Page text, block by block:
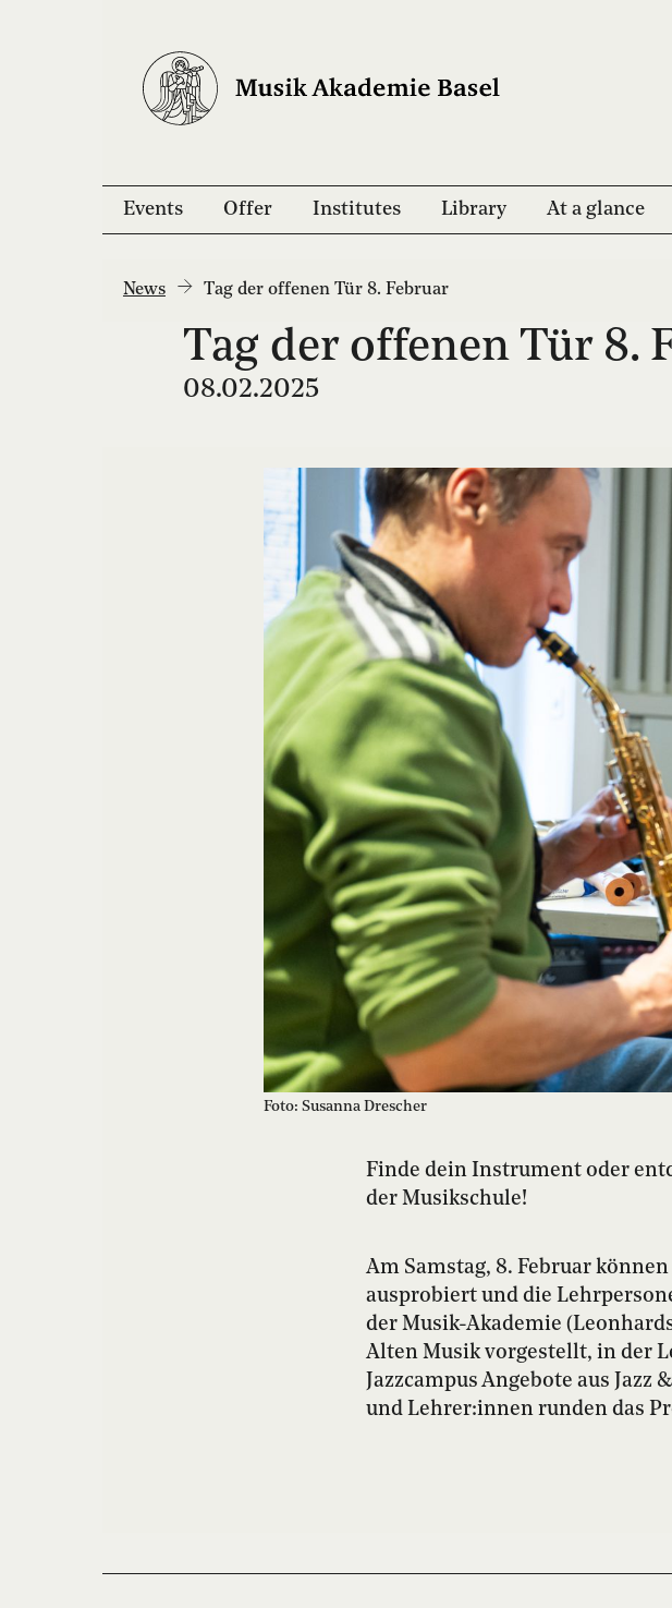
Events Offer Institutes Library At a glance
News Tag der offenen Tür 8. Februar
Tag der offenen Tür 8.
08.02.2025
Foto: Susanna Drescher
Finde dein Instrument oder
der Musikschule!
Am Samstag, 8. Februar
ausprobiert und die
der Musik-Akademie
Alten Musik vorgestellt, in der
Jazzcampus Angebote aus
und Lehrer:innen runden das